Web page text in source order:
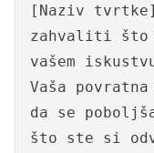
[Naziv
zahvaliti što
vašem
Vaša
da se
što ste si